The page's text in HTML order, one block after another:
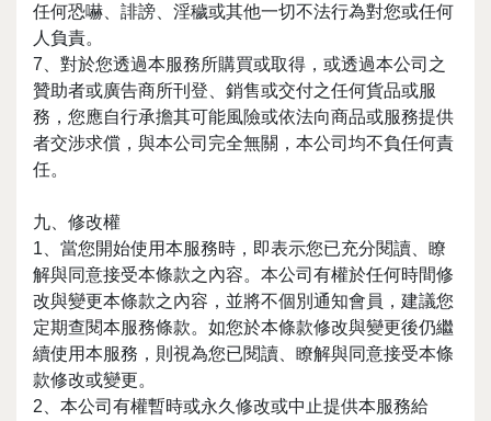
任何恐嚇、誹謗、淫穢或其他一切不法行為對您或任何
人負責。
7、對於您透過本服務所購買或取得，或透過本公司之
贊助者或廣告商所刊登、銷售或交付之任何貨品或服
務，您應自行承擔其可能風險或依法向商品或服務提供
者交涉求償，與本公司完全無關，本公司均不負任何責
任。
九、修改權
1、當您開始使用本服務時，即表示您已充分閱讀、瞭
解與同意接受本條款之內容。本公司有權於任何時間修
改與變更本條款之內容，並將不個別通知會員，建議您
定期查閱本服務條款。如您於本條款修改與變更後仍繼
續使用本服務，則視為您已閱讀、瞭解與同意接受本條
款修改或變更。
2、本公司有權暫時或永久修改或中止提供本服務給